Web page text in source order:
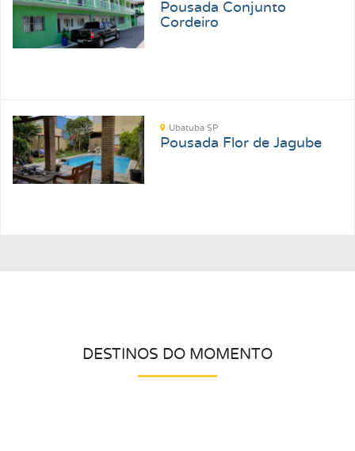
Pousada Conjunto
Cordeiro
Ubatuba SP
Pousada Flor de Jagube
DESTINOS DO MOMENTO